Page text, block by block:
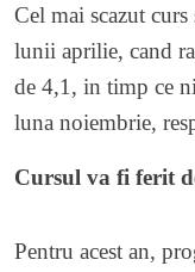
Cel mai scazut
lunii aprilie, cand
de 4,1, in timp ce
luna noiembrie,
Cursul va fi ferit
Pentru acest an,